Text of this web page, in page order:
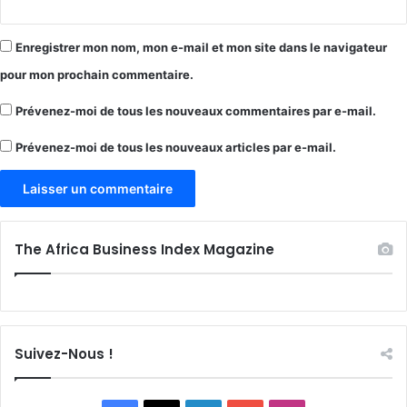
Enregistrer mon nom, mon e-mail et mon site dans le navigateur
pour mon prochain commentaire.
Prévenez-moi de tous les nouveaux commentaires par e-mail.
Prévenez-moi de tous les nouveaux articles par e-mail.
The Africa Business Index Magazine
Suivez-Nous !